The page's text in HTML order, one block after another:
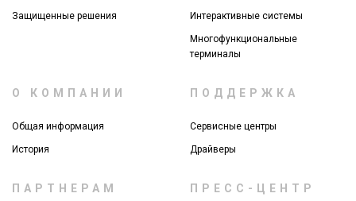
Защищенные решения Интерактивные системы
Многофункциональные
терминалы
О КОМПАНИИ
Общая информация
История
ПОДДЕРЖКА
Сервисные центры
Драйверы
ПАРТНЕРАМ ПРЕСС-ЦЕНТР